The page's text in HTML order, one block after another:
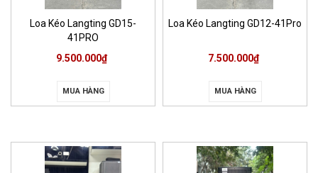
Loa Kéo Langting GD15-
41PRO
9.500.000₫
MUA HÀNG
Loa Kéo Langting GD12-41Pro
7.500.000₫
MUA HÀNG